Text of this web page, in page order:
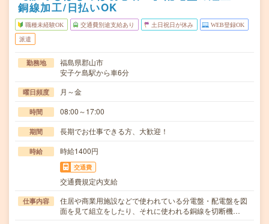
銅線加工/日払いOK
職種未経験OK 交通費別途支給あり 土日祝日が休み WEB登録OK
派遣
勤務地
福島県郡山市
安子ケ島駅から車6分
曜日頻度 月～金
時間 08:00～17:00
期間 長期でお仕事できる方、大歓迎！
時給 時給1400円
交通費
交通費規定内支給
仕事内容
住居や商業用施設などで使われている分電盤・配電盤を図
面を見て組立をしたり、それに使われる銅線を切断機…